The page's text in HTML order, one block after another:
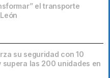
el transporte
su seguridad con 10
supera las 200 unidades en